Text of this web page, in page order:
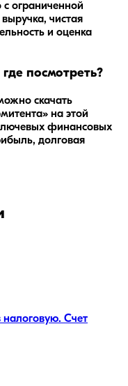
ограниченной
чистая
и оценка
посмотреть?
скачать
на этой
финансовых
долговая
Счет